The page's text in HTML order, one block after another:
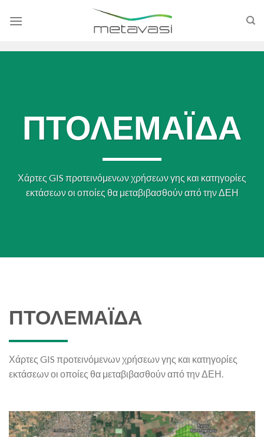
ΠΤΟΛΕΜΑΪΔΑ
Χάρτες GIS προτεινόμενων χρήσεων γης και κατηγορίες
εκτάσεων οι οποίες θα μεταβιβασθούν από την ΔΕΗ
ΠΤΟΛΕΜΑΪΔΑ
Χάρτες GIS προτεινόμενων χρήσεων γης και κατηγορίες
εκτάσεων οι οποίες θα μεταβιβασθούν από την ΔΕΗ.